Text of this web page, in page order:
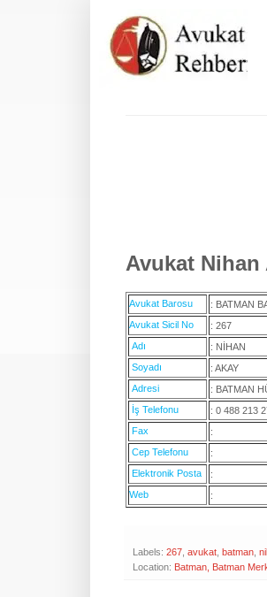
Avukat Nihan
Avukat Barosu
: BATMAN
Avukat Sicil No
: 267
Adı
: NİHAN
Soyadı
: AKAY
Adresi
: BATMAN
İş Telefonu
: 0 488 213
Fax
:
Cep Telefonu
:
Elektronik Posta
:
Web
:
Labels: 267 avukat batman
Location: Batman, Batman